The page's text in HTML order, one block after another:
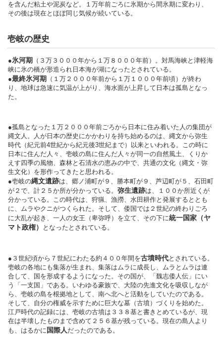
を含んだ粘土や泥炭など。１万年前ごろに氷期から間氷期に変わり、
その後は現在とほぼ同じ気候が続いている。
壱岐の歴史
●氷河期
（３万３０００年から１万８０００年前）。対馬海峡と津軽海
峡に氷の橋が形造られ日本海が湖になったとされている。
●最終氷河期
（１万２０００年前から１万１０００年前頃）が終わ
り、地球は急速に気温が上がり、海水面が上昇して日本は孤島となっ
た。
●孤島となった１万２０００年前ごろから日本に住み着いた人の集団が
縄文人。人が日本の歴史にかかわりを持ち始めるのは、縄文から弥生
時代（紀元前4世紀から紀元後3世紀まで）以来といわれる。この時に
日本に住んだ人々、壱岐の島に住んだ人々が同一の自然風土、くりか
えす四季の風物、森林と石清水の恵みの中で、共通の文化（縄文・弥
生文化）を形作ってきたと思われる。
●壱岐の縄文遺跡は、郷ノ浦町が９、勝本町が９、芦辺町が５、石田町
が２で、計２５か所が分かっている。弥生遺跡は、１００か所近くが
分かっている。この時代は、狩猟、漁撈、水田耕作と発展するととも
に、ムラやクニがつくられた。そして、倭国では２世紀の終わりごろ
に大乱が起き、一人の女王（卑弥呼）を立て、その下に統一国家（ヤ
マト政権）
となったとされている。
●３世紀頃から７世紀にわたる約４００年間を古墳時代とされている。
壱岐の各地にも集落が生まれ、集落はムラに成長し、ムラとムラは連
合して、国を形成するようになった。その国が、「魏志倭人伝」にい
う「一支国」である。いわゆる豪族で、大陸の先進文化を吸収しなが
ら、壱岐の島を根拠地として、南へ北へと活動をしていたのである。
そして、自分の権威を示すために巨大な墓（古墳）づくりを始めた。
江戸時代の記録には、壱岐の古墳は３３８基と書きとめているが、現
在は半壊したものまで含めて２５６基が残っている。現在の島人より
も、はるかに 国際人 だったのである。